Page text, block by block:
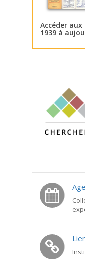
Accéder
1939 à